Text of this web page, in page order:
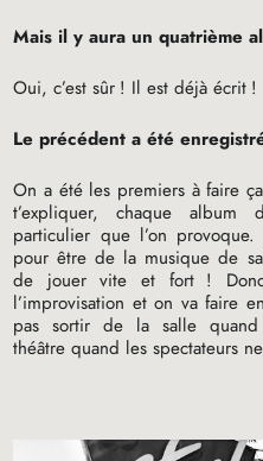
Mais il y aura un quatrième
Oui, c’est sûr ! Il est déjà écrit !
Le précédent a été
On a été les premiers à faire
t’expliquer, chaque
particulier que l’on
pour être de la musique de
de jouer vite et fort !
l’improvisation et on va faire
pas sortir de la salle
théâtre quand les spectateurs